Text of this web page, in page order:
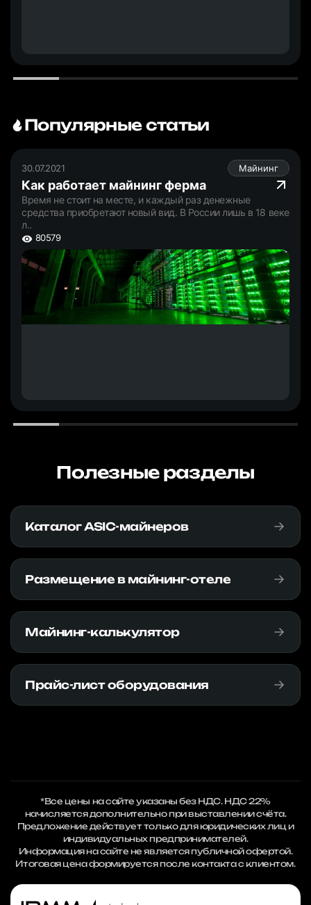
Популярные статьи
30.07.2021 Майнинг
Как работает майнинг ферма
Время не стоит на месте, и каждый раз денежные
средства приобретают новый вид. В России лишь в 18 веке
л..
80579
Полезные разделы
Каталог ASIC-майнеров
Размещение в майнинг-отеле
Майнинг-калькулятор
Прайс-лист оборудования
*Все цены на сайте указаны без НДС. НДС 22%
начисляется дополнительно при выставлении счёта.
Предложение действует только для юридических лиц и
индивидуальных предпринимателей.
Информация на сайте не является публичной офертой.
Итоговая цена формируется после контакта с клиентом.